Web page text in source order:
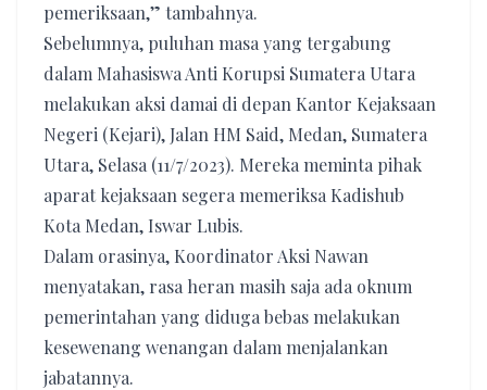
pemeriksaan,” tambahnya.
Sebelumnya, puluhan masa yang tergabung
dalam Mahasiswa Anti Korupsi Sumatera Utara
melakukan aksi damai di depan Kantor Kejaksaan
Negeri (Kejari), Jalan HM Said, Medan, Sumatera
Utara, Selasa (11/7/2023). Mereka meminta pihak
aparat kejaksaan segera memeriksa Kadishub
Kota Medan, Iswar Lubis.
Dalam orasinya, Koordinator Aksi Nawan
menyatakan, rasa heran masih saja ada oknum
pemerintahan yang diduga bebas melakukan
kesewenang wenangan dalam menjalankan
jabatannya.